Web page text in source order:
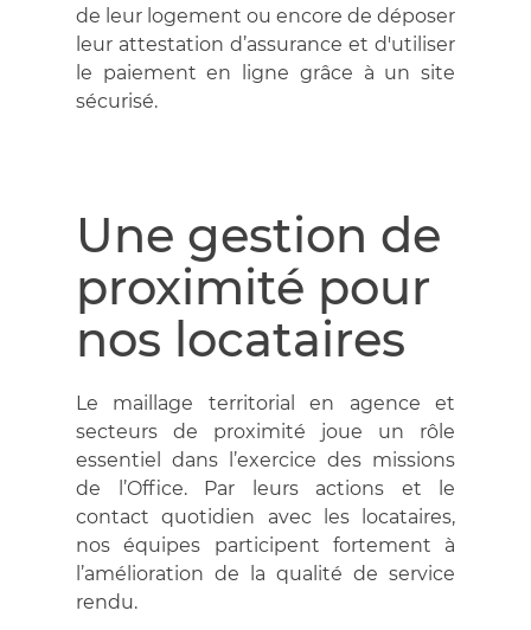
de leur logement ou encore de déposer
leur attestation d’assurance et d'utiliser
le paiement en ligne grâce à un site
sécurisé.
Une gestion de
proximité pour
nos locataires
Le maillage territorial en agence et
secteurs de proximité joue un rôle
essentiel dans l’exercice des missions
de l’Office. Par leurs actions et le
contact quotidien avec les locataires,
nos équipes participent fortement à
l’amélioration de la qualité de service
rendu.